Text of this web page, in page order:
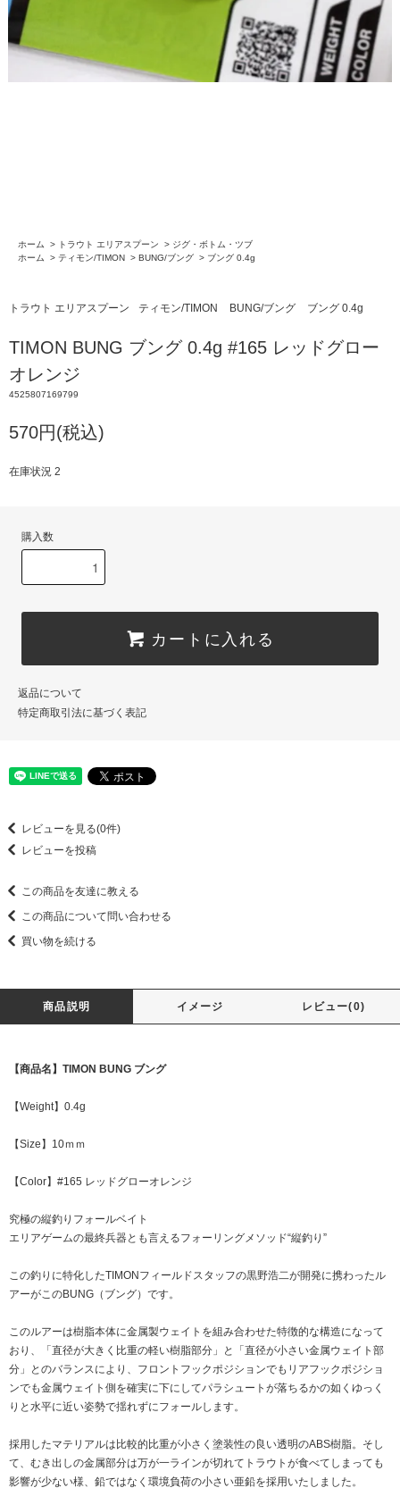
ホーム > トラウト エリアスプーン > ジグ・ボトム・ツブ
ホーム
> ティモン/TIMON > BUNG/ブング > ブング 0.4g
トラウト エリアスプーン ティモン/TIMON BUNG/ブング ブング 0.4g
TIMON BUNG ブング 0.4g #165 レッドグロー
オレンジ
4525807169799
570円(税込)
在庫状況 2
購入数
カートに入れる
返品について
特定商取引法に基づく表記
レビューを見る(0件)
レビューを投稿
この商品を友達に教える
この商品について問い合わせる
買い物を続ける
商品説明 イメージ レビュー(0)
【商品名】TIMON BUNG ブング
【Weight】0.4g
【Size】10ｍｍ
【Color】#165 レッドグローオレンジ
究極の縦釣りフォールベイト
エリアゲームの最終兵器とも言えるフォーリングメソッド“縦釣り”
この釣りに特化したTIMONフィールドスタッフの黒野浩二が開発に携わったル
アーがこのBUNG（ブング）です。
このルアーは樹脂本体に金属製ウェイトを組み合わせた特徴的な構造になって
おり、「直径が大きく比重の軽い樹脂部分」と「直径が小さい金属ウェイト部
分」とのバランスにより、フロントフックポジションでもリアフックポジショ
ンでも金属ウェイト側を確実に下にしてパラシュートが落ちるかの如くゆっく
りと水平に近い姿勢で揺れずにフォールします。
採用したマテリアルは比較的比重が小さく塗装性の良い透明のABS樹脂。そし
て、むき出しの金属部分は万が一ラインが切れてトラウトが食べてしまっても
影響が少ない様、鉛ではなく環境負荷の小さい亜鉛を採用いたしました。